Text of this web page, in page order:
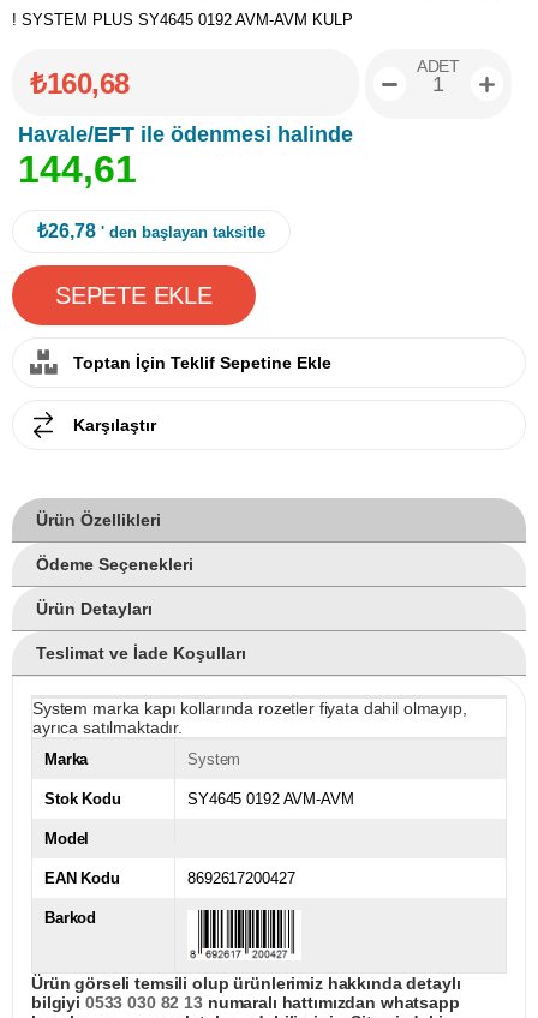
! SYSTEM PLUS SY4645 0192 AVM-AVM KULP
₺160,68
Havale/EFT ile ödenmesi halinde
144,61
ADET
₺26,78 ' den başlayan taksitle
Toptan İçin Teklif Sepetine Ekle
Karşılaştır
Ürün Özellikleri
Ödeme Seçenekleri
Ürün Detayları
Teslimat ve İade Koşulları
System marka kapı kollarında rozetler fiyata dahil olmayıp,
ayrıca satılmaktadır.
Marka System
Stok Kodu SY4645 0192 AVM-AVM
Model
EAN Kodu 8692617200427
Barkod
Ürün görseli temsili olup ürünlerimiz hakkında detaylı
bilgiyi 0533 030 82 13numaralı hattımızdan whatsapp